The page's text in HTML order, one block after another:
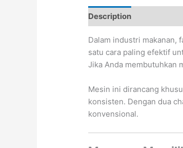
Description
Dalam industri makanan,
satu cara paling efektif
Jika Anda membutuhkan
Mesin ini dirancang
konsisten. Dengan dua
konvensional.